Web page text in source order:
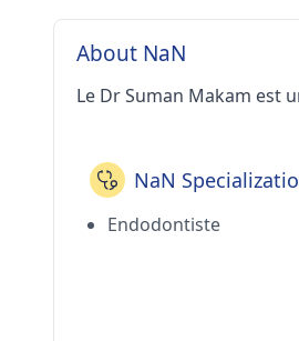
About NaN
Le Dr Suman Makam est
NaN
Endodontiste